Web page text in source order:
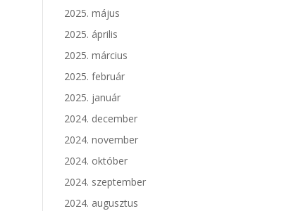
2025. május
2025. április
2025. március
2025. február
2025. január
2024. december
2024. november
2024. október
2024. szeptember
2024. augusztus